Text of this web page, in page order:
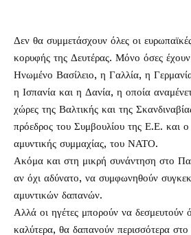
Δεν θα συμμετάσχουν όλες οι
κορυφής της Δευτέρας. Μόνο όσες
Ηνωμένο Βασίλειο, η Γαλλία, η
η Ισπανία και η Δανία, η οποία
χώρες της Βαλτικής και της
πρόεδρος του Συμβουλίου της Ε.Ε. και ο
αμυντικής συμμαχίας, του ΝΑΤΟ.
Ακόμα και στη μικρή συνάντηση στο
αν όχι αδύνατο, να συμφωνηθούν
αμυντικών δαπανών.
Αλλά οι ηγέτες μπορούν να δεσμευτούν
καλύτερα, θα δαπανούν περισσότερα